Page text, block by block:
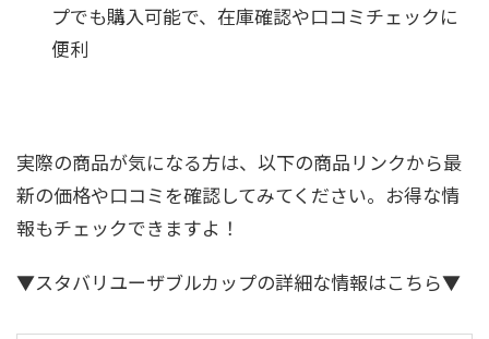
プでも購入可能で、在庫確認や口コミチェックに
便利
実際の商品が気になる方は、以下の商品リンクから最
新の価格や口コミを確認してみてください。お得な情
報もチェックできますよ！
▼スタバリユーザブルカップの詳細な情報はこちら▼